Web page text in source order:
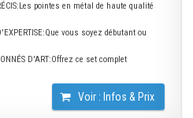
pointes en métal de haute qualité
vous soyez débutant ou
D'ART:Offrez ce set complet
Voir : Infos & Prix